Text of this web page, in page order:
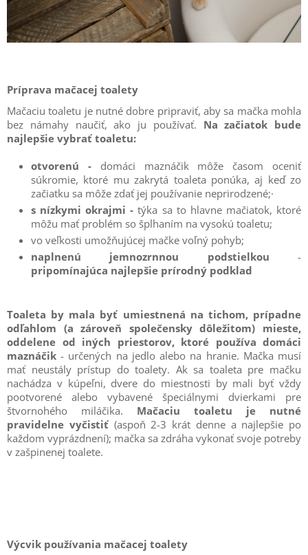
Príprava mačacej toalety
Mačaciu toaletu je nutné dobre pripraviť, aby sa mačka mohla
bez námahy naučiť, ako ju používať. Na začiatok bude
najlepšie vybrať toaletu:
otvorenú - domáci maznáčik môže časom oceniť
súkromie, ktoré mu zakrytá toaleta ponúka, aj keď zo
začiatku sa môže zdať jej používanie neprirodzené;·
s nízkymi okrajmi -týka sa to hlavne mačiatok, ktoré
môžu mať problém so šplhaním na vysokú toaletu;
vo veľkosti umožňujúcej mačke voľný pohyb;
naplnenú jemnozrnnou podstielkou -
pripomínajúca najlepšie prírodný podklad
Toaleta by mala byť umiestnená na tichom, prípadne
odľahlom (a zároveň společensky dôležitom) mieste,
oddelene od iných priestorov, ktoré používa domáci
maznáčik- určených na jedlo alebo na hranie. Mačka musí
mať neustály prístup do toalety. Ak sa toaleta pre mačku
nachádza v kúpeľni, dvere do miestnosti by mali byť vždy
pootvorené alebo vybavené špeciálnymi dvierkami pre
štvornohého miláčika. Mačaciu toaletu je nutné
pravidelne vyčistiť (aspoň 2-3 krát denne a najlepšie po
každom vyprázdnení); mačka sa zdráha vykonať svoje potreby
v zašpinenej toalete.
Výcvik používania mačacej toalety